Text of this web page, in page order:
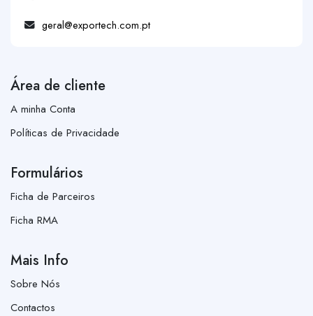
geral@exportech.com.pt
Área de cliente
A minha Conta
Políticas de Privacidade
Formulários
Ficha de Parceiros
Ficha RMA
Mais Info
Sobre Nós
Contactos